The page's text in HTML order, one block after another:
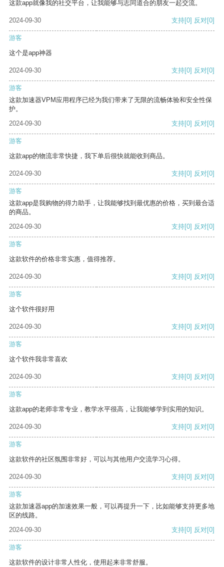
这款app就像我的社交平台，让我能够与志同道合的朋友一起交流。
2024-09-30 支持[0] 反对[0]
游客
这个是app神器
2024-09-30 支持[0] 反对[0]
游客
这款加速器VPM应用程序已经为我们带来了无限的流畅体验和安全性保
护。
2024-09-30
支持[0] 反对[0]
游客
这款app的物流非常快捷，我下单后很快就能收到商品。
2024-09-30 支持[0] 反对[0]
游客
这款app是我购物的得力助手，让我能够找到最优惠的价格，买到最合适
的商品。
2024-09-30
支持[0] 反对[0]
游客
这款软件的价格非常实惠，值得推荐。
2024-09-30 支持[0] 反对[0]
游客
这个软件很好用
2024-09-30 支持[0] 反对[0]
游客
这个软件我非常喜欢
2024-09-30 支持[0] 反对[0]
游客
这款app的老师非常专业，教学水平很高，让我能够学到实用的知识。
2024-09-30 支持[0] 反对[0]
游客
这款软件的社区氛围非常好，可以与其他用户交流学习心得。
2024-09-30 支持[0] 反对[0]
游客
这款加速器app的加速效果一般，可以再提升一下，比如能够支持更多地
区的线路。
2024-09-30
支持[0] 反对[0]
游客
这款软件的设计非常人性化，使用起来非常舒服。